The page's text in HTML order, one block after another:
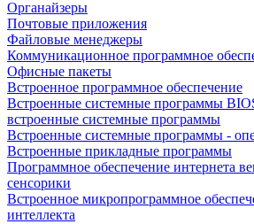
Органайзеры
Почтовые приложения
Файловые менеджеры
Коммуникационное программное
Офисные пакеты
Встроенное программное обеспечение
Встроенные системные программы
встроенные системные программы
Встроенные системные программы -
Встроенные прикладные программы
Программное обеспечение интернета
сенсорики
Встроенное микропрограммное
интеллекта